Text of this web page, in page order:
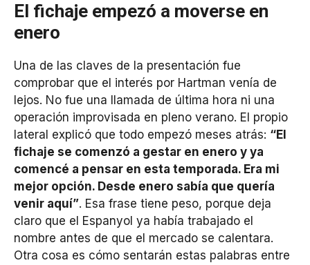
El fichaje empezó a moverse en
enero
Una de las claves de la presentación fue
comprobar que el interés por Hartman venía de
lejos. No fue una llamada de última hora ni una
operación improvisada en pleno verano. El propio
lateral explicó que todo empezó meses atrás: “El
fichaje se comenzó a gestar en enero y ya
comencé a pensar en esta temporada. Era mi
mejor opción. Desde enero sabía que quería
venir aquí”. Esa frase tiene peso, porque deja
claro que el Espanyol ya había trabajado el
nombre antes de que el mercado se calentara.
Otra cosa es cómo sentarán estas palabras entre